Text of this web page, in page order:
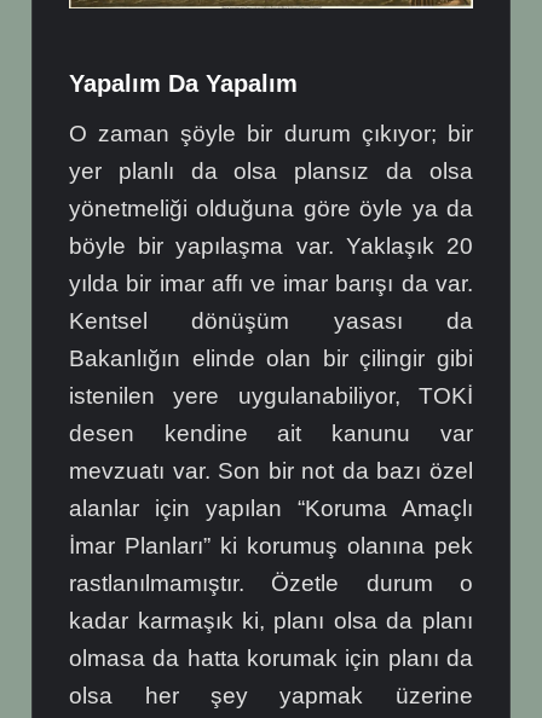
Yapalım Da Yapalım
O zaman şöyle bir durum çıkıyor; bir
yer planlı da olsa plansız da olsa
yönetmeliği olduğuna göre öyle ya da
böyle bir yapılaşma var. Yaklaşık 20
yılda bir imar affı ve imar barışı da var.
Kentsel dönüşüm yasası da
Bakanlığın elinde olan bir çilingir gibi
istenilen yere uygulanabiliyor, TOKİ
desen kendine ait kanunu var
mevzuatı var. Son bir not da bazı özel
alanlar için yapılan “Koruma Amaçlı
İmar Planları” ki korumuş olanına pek
rastlanılmamıştır. Özetle durum o
kadar karmaşık ki, planı olsa da planı
olmasa da hatta korumak için planı da
olsa her şey yapmak üzerine